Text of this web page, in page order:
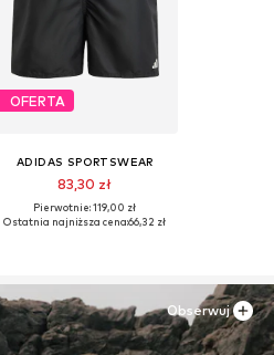
OFERTA
ADIDAS SPORTSWEAR
83,30 zł
Pierwotnie: 119,00 zł
Ostatnia najniższa cena:66,32 zł
Obserwuj